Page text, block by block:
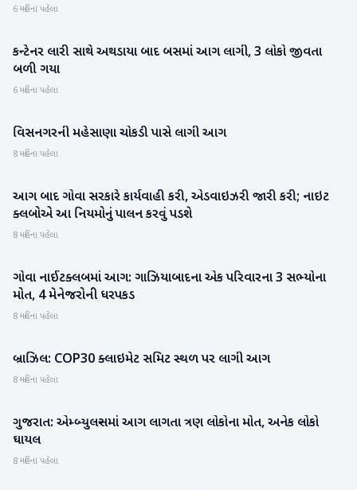
6 મહિના પહેલા
રાષ્ટ્રીય
કન્ટેનર લારી સાથે અથડાયા બાદ બસમાં આગ લાગી, 3 લોકો જીવતા
બળી ગયા
6 મહિના પહેલા
મહેસાણા
વિસનગરની મહેસાણા ચોકડી પાસે લાગી આગ
8 મહિના પહેલા
રાષ્ટ્રીય
આગ બાદ ગોવા સરકારે કાર્યવાહી કરી, એડવાઇઝરી જારી કરી; નાઇટ
ક્લબોએ આ નિયમોનું પાલન કરવું પડશે
8 મહિના પહેલા
રાષ્ટ્રીય
ગોવા નાઈટક્લબમાં આગ: ગાઝિયાબાદના એક પરિવારના 3 સભ્યોના
મોત, 4 મેનેજરોની ધરપકડ
8 મહિના પહેલા
આંતરરાષ્ટ્રીય
બ્રાઝિલ: COP30 ક્લાઇમેટ સમિટ સ્થળ પર લાગી આગ
8 મહિના પહેલા
ગુજરાત
ગુજરાત: એમ્બ્યુલન્સમાં આગ લાગતા ત્રણ લોકોના મોત, અનેક લોકો
ઘાયલ
8 મહિના પહેલા